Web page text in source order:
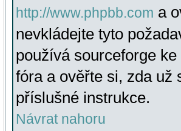
http://www.phpbb.com a
nevkládejte tyto
používá sourceforge
fóra a ověřte si, zda už
příslušné instrukce.
Návrat nahoru